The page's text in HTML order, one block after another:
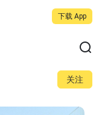
下载 App
关注